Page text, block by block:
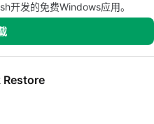
开发的免费Windows应用。
Restore